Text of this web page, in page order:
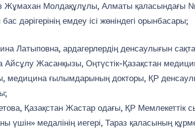
Жұмахан Молдақұлұлы, Алматы қаласындағы
дәрігерінің емдеу ісі жөніндегі орынбасары;
Латыповна, ардагерлердің денсаулығын
Айсұлу Жасанқызы, Оңтүстік-Қазақстан
медицина ғылымдарының докторы, ҚР
Қазақстан Жастар одағы, ҚР Мемлекеттік
үшін» медалінің иегері, Тараз қаласының